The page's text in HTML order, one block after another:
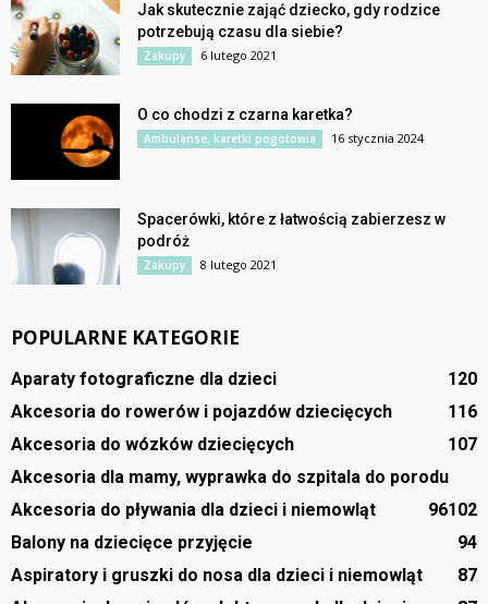
Jak skutecznie zająć dziecko, gdy rodzice
potrzebują czasu dla siebie?
Zakupy 6 lutego 2021
O co chodzi z czarna karetka?
Ambulanse, karetki pogotowia 16 stycznia 2024
Spacerówki, które z łatwością zabierzesz w
podróż
Zakupy 8 lutego 2021
POPULARNE KATEGORIE
Aparaty fotograficzne dla dzieci
120
Akcesoria do rowerów i pojazdów dziecięcych
116
Akcesoria do wózków dziecięcych
107
Akcesoria dla mamy, wyprawka do szpitala do porodu
102
Akcesoria do pływania dla dzieci i niemowląt
96
Balony na dziecięce przyjęcie
94
Aspiratory i gruszki do nosa dla dzieci i niemowląt
87